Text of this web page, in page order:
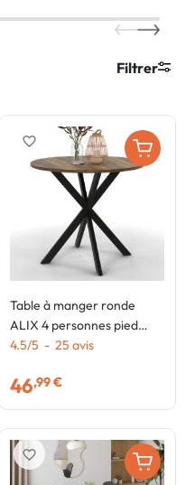
Filtrer
Table à manger ronde
ALIX 4 personnes pied
araignée noir et plateau
cm
4.5/5 - 25 avis
46,99 €
favorite_border
favorite_border